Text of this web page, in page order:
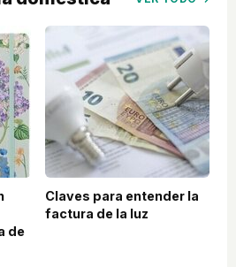
de
Claves para entender la
factura de la luz